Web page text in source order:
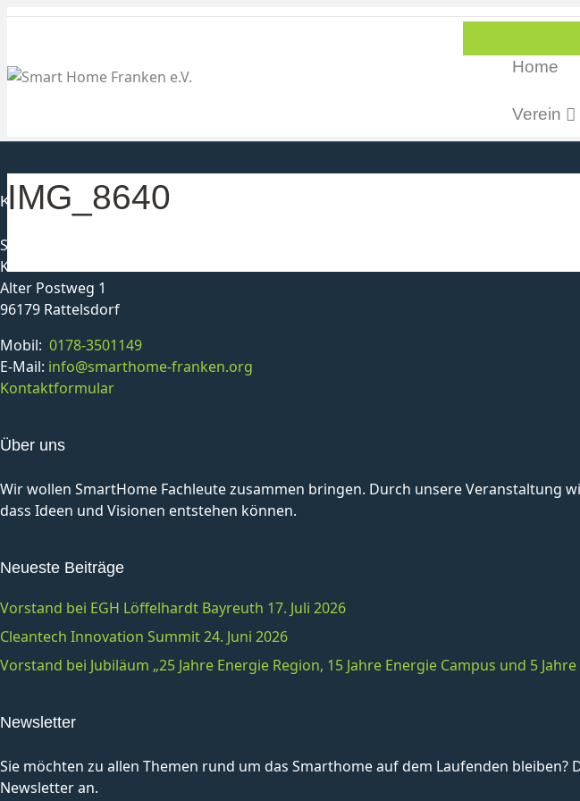
Home
Verein
IMG_8640
Kontakt
Smarthome Franken e. V.
Karl-Heinz Schmittlutz
Alter Postweg 1
96179 Rattelsdorf
Mobil: 0178-3501149
E-Mail: info@smarthome-franken.org
Kontaktformular
Über uns
Wir wollen SmartHome Fachleute zusammen bringen. Durch unsere Veranstaltung
dass Ideen und Visionen entstehen können.
Neueste Beiträge
Vorstand bei EGH Löffelhardt Bayreuth 17. Juli 2026
Cleantech Innovation Summit 24. Juni 2026
Vorstand bei Jubiläum „25 Jahre Energie Region, 15 Jahre Energie Campus und 5
Newsletter
Sie möchten zu allen Themen rund um das Smarthome auf dem Laufenden bleiben?
Newsletter an.